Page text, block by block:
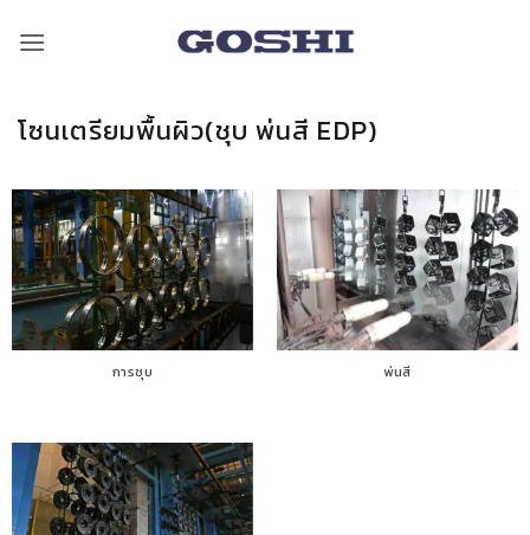
โซนเตรียมพื้นผิว(ชุบ พ่นสี EDP)
การชุบ พ่นสี